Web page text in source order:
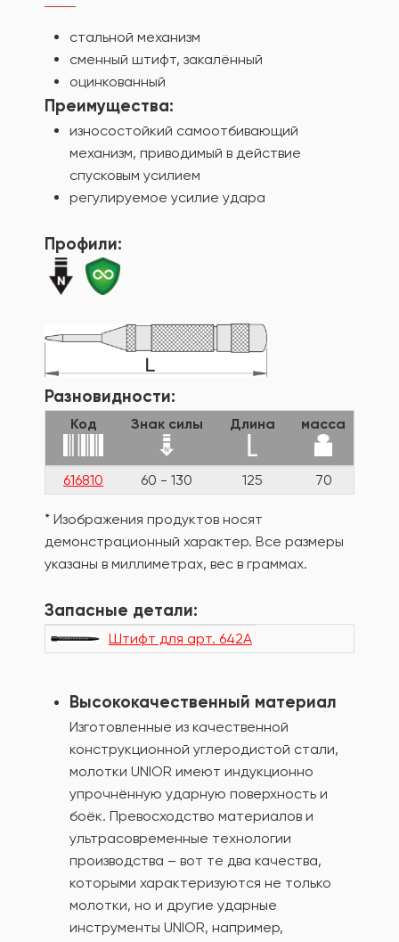
стальной механизм
сменный штифт, закалённый
оцинкованный
Преимущества:
износостойкий самоотбивающий
механизм, приводимый в действие
спусковым усилием
регулируемое усилие удара
Профили:
Разновидности:
Код Знак силы Длина масса
616810 60 - 130 125 70
* Изображения продуктов носят
демонстрационный характер. Все размеры
указаны в миллиметрах, вес в граммах.
Запасные детали:
Штифт для арт. 642А
Высококачественный материал
Изготовленные из качественной
конструкционной углеродистой стали,
молотки UNIOR имеют индукционно
упрочнённую ударную поверхность и
боёк. Превосходство материалов и
ультрасовременные технологии
производства – вот те два качества,
которыми характеризуются не только
молотки, но и другие ударные
инструменты UNIOR, например,